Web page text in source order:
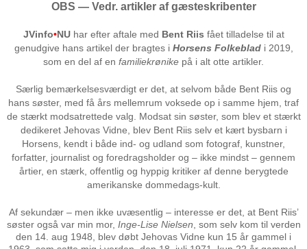
OBS — Vedr. artikler af gæsteskribenter
JVinfo•NUhar efter aftale med Bent Riis fået tilladelse til at
genudgive hans artikel der bragtes i Horsens Folkeblad i 2019,
som en del af en familiekrønike på i alt otte artikler.
Særlig bemærkelsesværdigt er det, at selvom både Bent Riis og
hans søster, med få års mellemrum voksede op i samme hjem, traf
de stærkt modsatrettede valg. Modsat sin søster, som blev et stærkt
dedikeret Jehovas Vidne, blev Bent Riis selv et kært bysbarn i
Horsens, kendt i både ind- og udland som fotograf, kunstner,
forfatter, journalist og foredragsholder og – ikke mindst – gennem
årtier, en stærk, offentlig og hyppig kritiker af denne berygtede
amerikanske dommedags-kult.
Af sekundær – men ikke uvæsentlig – interesse er det, at Bent Riis’
søster også var min mor, Inge-Lise Nielsen , som selv kom til verden
den 14. aug 1948, blev døbt Jehovas Vidne kun 15 år gammel i